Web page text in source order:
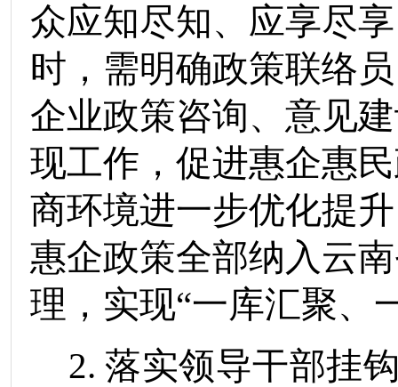
众应知尽知、应享尽
时， 需明确政策联络
企业政策咨询、意见
现工作，促进惠企惠
商环境进一步优化提
惠企政策全部纳入云
理， 实现“一库汇聚、
2. 落实领导干部挂